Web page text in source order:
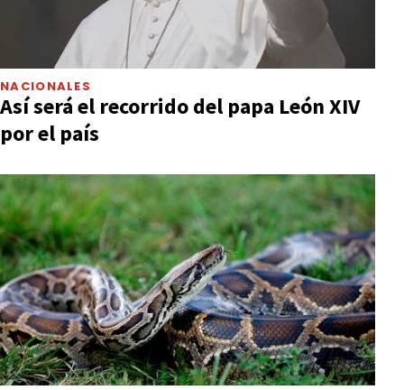
NACIONALES
Así será el recorrido del papa León XIV
por el país